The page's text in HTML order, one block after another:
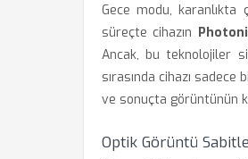
Gece modu,
süreçte cihazın
Ancak, bu teknolojiler
sırasında cihazı
ve sonuçta görüntünün
Optik Görüntü